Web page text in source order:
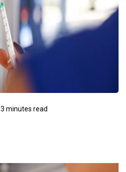
3 minutes read